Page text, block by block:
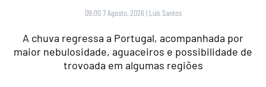
09:00 7 Agosto, 2026 | Luís Santos
A chuva regressa a Portugal, acompanhada por
maior nebulosidade, aguaceiros e possibilidade de
trovoada em algumas regiões